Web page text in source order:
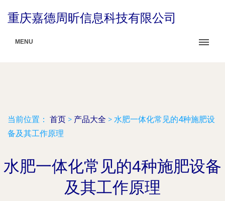
重庆嘉德周昕信息科技有限公司
MENU
当前位置： 首页 > 产品大全 > 水肥一体化常见的4种施肥设
备及其工作原理
水肥一体化常见的4种施肥设备
及其工作原理